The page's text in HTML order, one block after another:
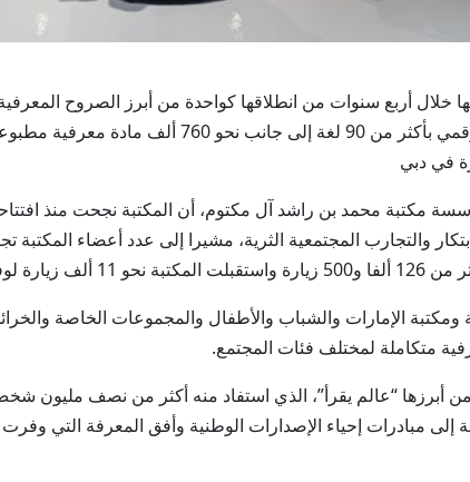
خلال أربع سنوات من انطلاقها كواحدة من أبرز الصروح
من 2.5 مليون زائر ووفرت ما يزيد على 1.3 مليار مصدر
في دبي
مكتبة محمد بن راشد آل مكتوم، أن المكتبة نجحت منذ
الإمارات والشباب والأطفال والمجموعات الخاصة
متكاملة لمختلف فئات المجتمع.
أبرزها “عالم يقرأ”، الذي استفاد منه أكثر من نصف مليون
إلى مبادرات إحياء الإصدارات الوطنية وأفق المعرفة التي